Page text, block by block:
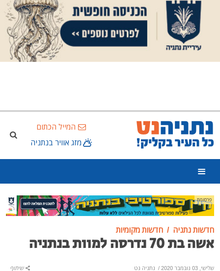
המייל הכתום
מזג אוויר בנתניה
פרסומת
חדשות נתניה חדשות מקומיות
אשה בת 70 נדרסה למוות בנתניה
שלישי, 03 נובמבר 2020 / נתניה נט שיתוף